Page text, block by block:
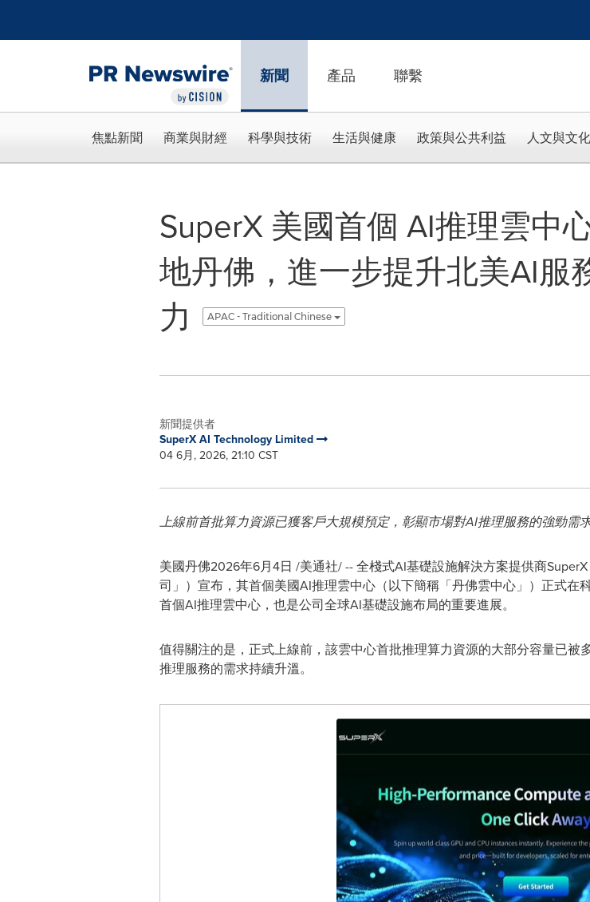
新聞 產品 聯繫
焦點新聞 商業與財經 科學與技術 生活與健康 政策與公共利益 人文與文化
SuperX 美國首個 AI推理雲中
地丹佛，進一步提升北美AI服
力
APAC - Traditional Chinese
新聞提供者
SuperX AI Technology Limited
04 6月, 2026, 21:10 CST
上線前首批算力資源已獲客戶大規模預定，彰顯市場對AI推理服務的強勁需
美國丹佛2026年6月4日 /美通社/ -- 全棧式AI基礎設施解決方案提供商
司」）宣布，其首個美國AI推理雲中心（以下簡稱「丹佛雲中心」）正式在
首個AI推理雲中心，也是公司全球AI基礎設施布局的重要進展。
值得關注的是，正式上線前，該雲中心首批推理算力資源的大部分容量已
推理服務的需求持續升溫。